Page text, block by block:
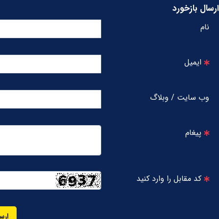
ارسال بازخورد
نام
ایمیل
وب سایت / وبلاگ
پیغام
کد مقابل را وارد کنید